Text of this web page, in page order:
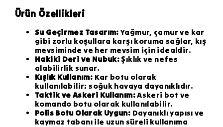
Ürün Özellikleri
Su Geçirmez Tasarım:Yağmur, çamur ve kar
gibi zorlu koşullara karşı koruma sağlar, kış
mevsiminde ve her mevsim için idealdir.
Hakiki Deri ve Nubuk: Şıklık ve nefes
alabilirlik sunar.
Kışlık Kullanım: Kar botu olarak
kullanılabilir; soğuk havaya dayanıklıdır.
Taktik ve Askeri Kullanım:Askeri bot ve
komando botu olarak kullanılabilir.
Polis Botu Olarak Uygun: Dayanıklı yapısı ve
kaymaz tabanı ile uzun süreli kullanıma